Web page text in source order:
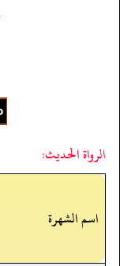
الرواة الحديث:
اسم الشهرة